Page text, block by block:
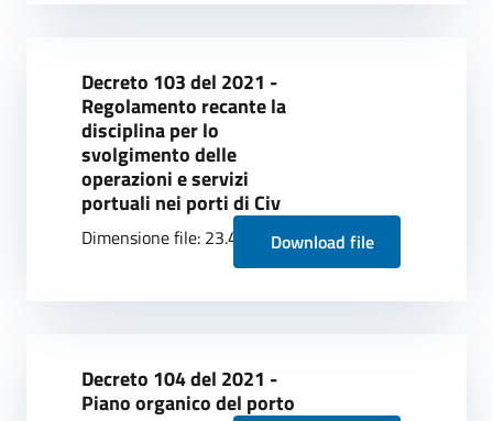
Decreto 103 del 2021 -
Regolamento recante la
disciplina per lo
svolgimento delle
operazioni e servizi
portuali nei porti di Civ
Dimensione file: 23.41 MBDownload file
Decreto 104 del 2021 -
Piano organico del porto